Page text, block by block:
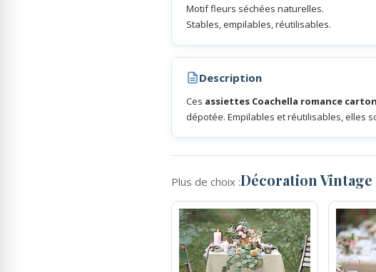
Motif fleurs séchées naturelles.
Stables, empilables, réutilisables.
Description
Ces assiettes Coachella romance carton
dépotée. Empilables et réutilisables, elles
Plus de choix :Décoration Vintage